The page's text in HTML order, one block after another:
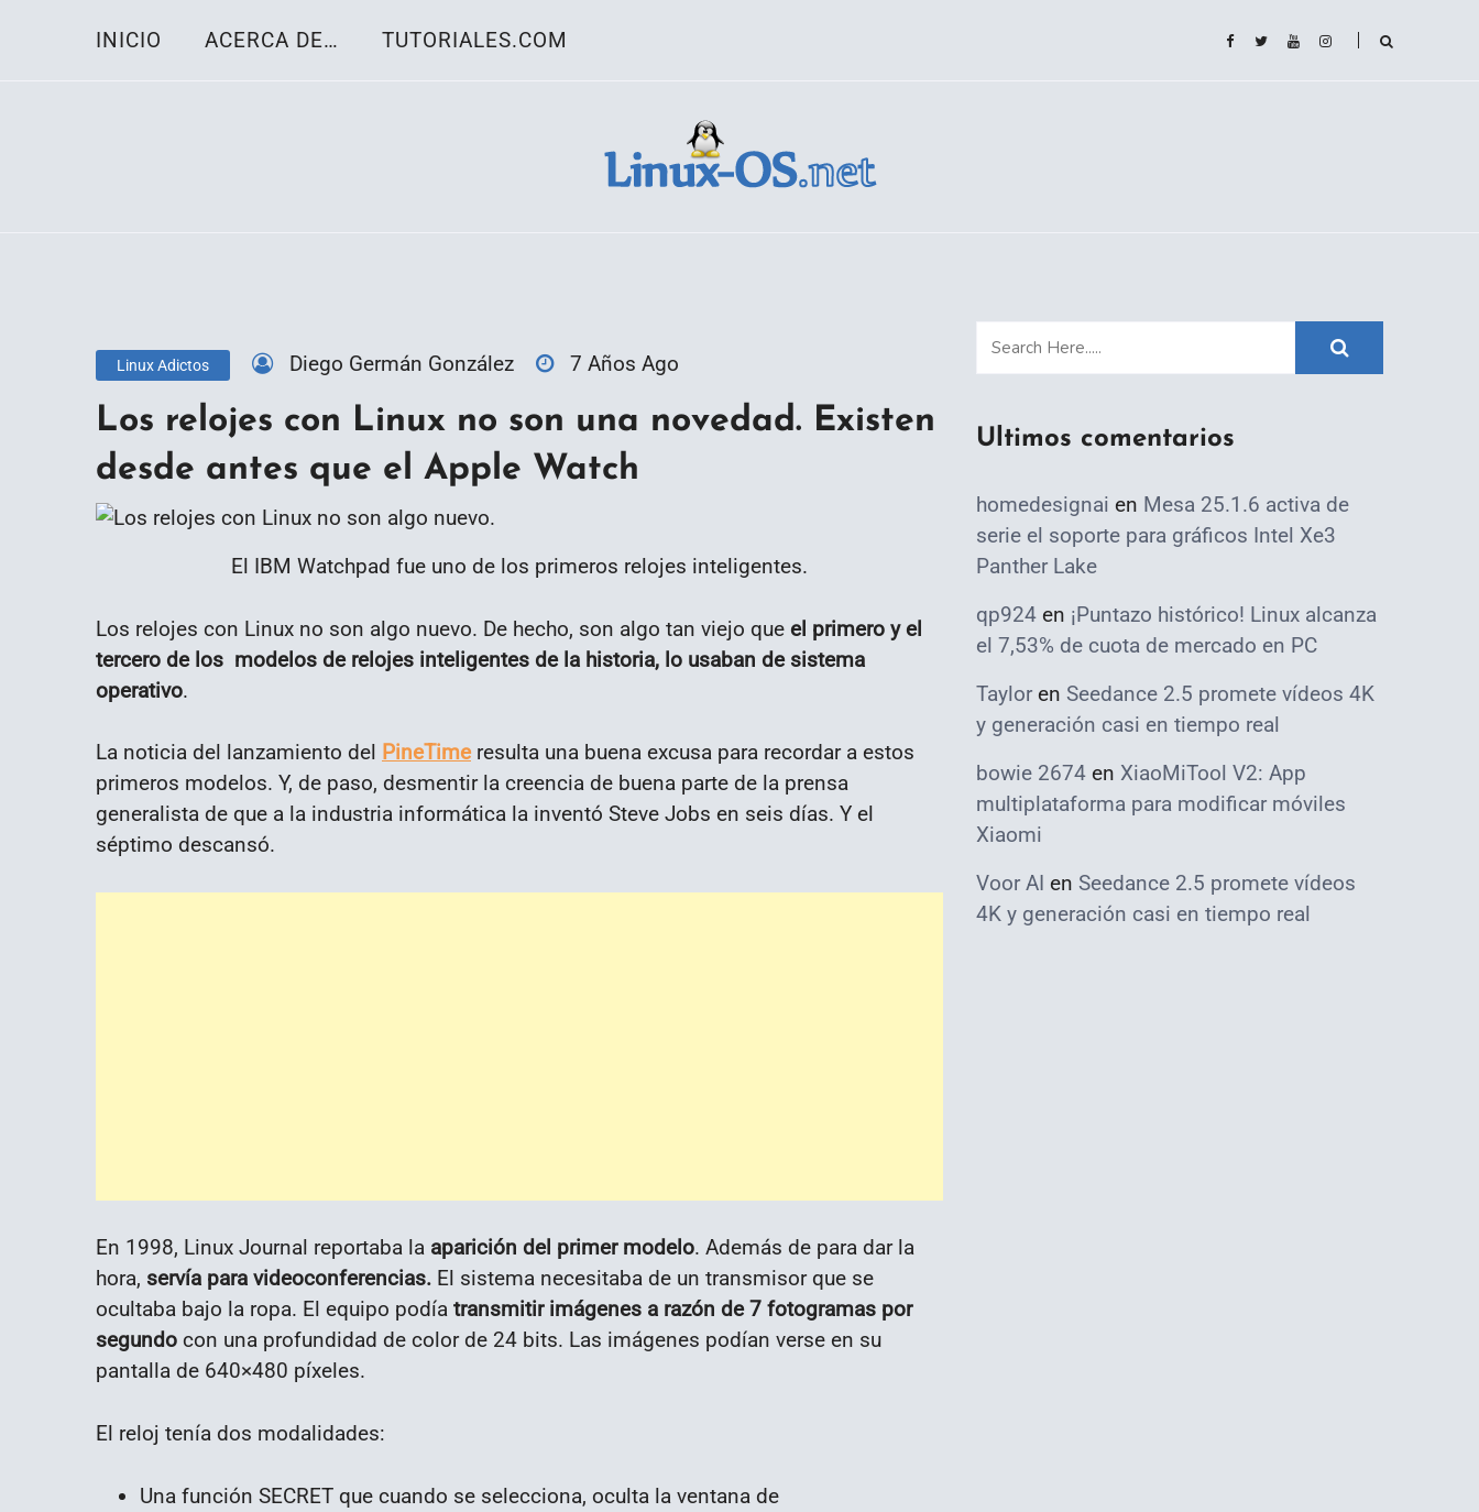
INICIO ACERCA DE… TUTORIALES.COM
Linux Adictos Diego Germán González 7 Años Ago
Los relojes con Linux no son una novedad. Existen
desde antes que el Apple Watch
El IBM Watchpad fue uno de los primeros relojes inteligentes.
Los relojes con Linux no son algo nuevo. De hecho, son algo tan viejo que el primero y el
tercero de los modelos de relojes inteligentes de la historia, lo usaban de sistema
operativo.
La noticia del lanzamiento del PineTimeresulta una buena excusa para recordar a estos
primeros modelos. Y, de paso, desmentir la creencia de buena parte de la prensa
generalista de que a la industria informática la inventó Steve Jobs en seis días. Y el
séptimo descansó.
En 1998, Linux Journal reportaba la aparición del primer modelo. Además de para dar la
hora, servía para videoconferencias. El sistema necesitaba de un transmisor que se
ocultaba bajo la ropa. El equipo podía transmitir imágenes a razón de 7 fotogramas por
segundo con una profundidad de color de 24 bits. Las imágenes podían verse en su
pantalla de 640×480 píxeles.
El reloj tenía dos modalidades:
Una función SECRET que cuando se selecciona, oculta la ventana de
Ultimos comentarios
homedesignai en Mesa 25.1.6 activa de
serie el soporte para gráficos Intel Xe3
Panther Lake
qp924 en ¡Puntazo histórico! Linux alcanza
el 7,53% de cuota de mercado en PC
Taylor en Seedance 2.5 promete vídeos 4K
y generación casi en tiempo real
bowie 2674 en XiaoMiTool V2: App
multiplataforma para modificar móviles
Xiaomi
Voor AI en Seedance 2.5 promete vídeos
4K y generación casi en tiempo real